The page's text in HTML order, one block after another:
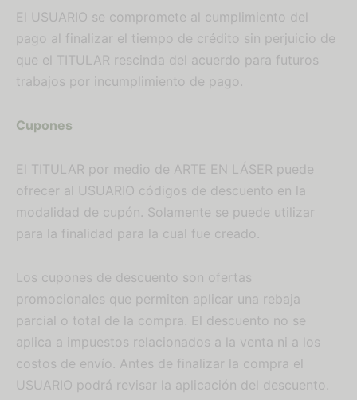
El USUARIO se compromete al cumplimiento del
pago al finalizar el tiempo de crédito sin perjuicio de
que el TITULAR rescinda del acuerdo para futuros
trabajos por incumplimiento de pago.
Cupones
El TITULAR por medio de ARTE EN LÁSER puede
ofrecer al USUARIO códigos de descuento en la
modalidad de cupón. Solamente se puede utilizar
para la finalidad para la cual fue creado.
Los cupones de descuento son ofertas
promocionales que permiten aplicar una rebaja
parcial o total de la compra. El descuento no se
aplica a impuestos relacionados a la venta ni a los
costos de envío. Antes de finalizar la compra el
USUARIO podrá revisar la aplicación del descuento.